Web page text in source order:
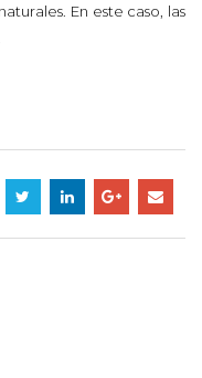
En este caso, las